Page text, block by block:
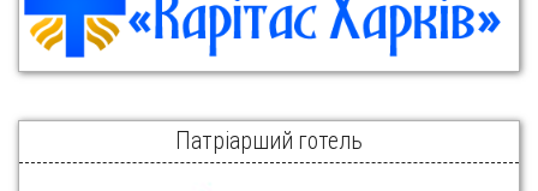
Патріарший готель